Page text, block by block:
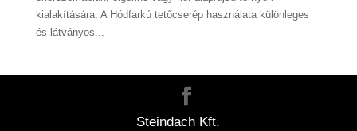
kialakítására. A Hódfarkú tetőcserép használata különleges
és látványos...
Steindach Kft.